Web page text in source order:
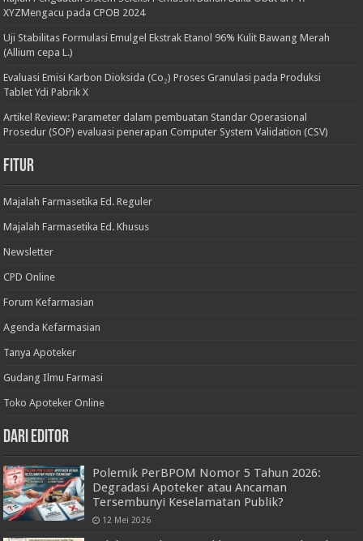
XYZMengacu pada CPOB 2024
Uji Stabilitas Formulasi Emulgel Ekstrak Etanol 96% Kulit Bawang Merah
(Allium cepa L.)
Evaluasi Emisi Karbon Dioksida (Co₂) Proses Granulasi pada Produksi
Tablet Ydi Pabrik X
Artikel Review: Parameter dalam pembuatan Standar Operasional
Prosedur (SOP) evaluasi penerapan Computer System Validation (CSV)
Fitur
Majalah Farmasetika Ed. Reguler
Majalah Farmasetika Ed. Khusus
Newsletter
CPD Online
Forum Kefarmasian
Agenda Kefarmasian
Tanya Apoteker
Gudang Ilmu Farmasi
Toko Apoteker Online
Dari Editor
Polemik PerBPOM Nomor 5 Tahun 2026:
Degradasi Apoteker atau Ancaman
Tersembunyi Keselamatan Publik?
12 Mei 2026